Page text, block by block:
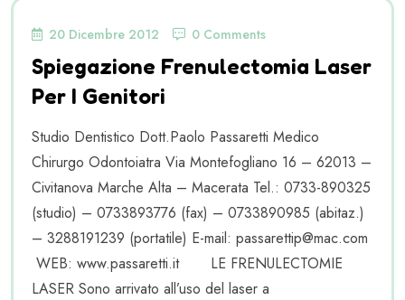
20 Dicembre 2012 0 Comments
Spiegazione Frenulectomia Laser
Per I Genitori
Studio Dentistico Dott.Paolo Passaretti Medico
Chirurgo Odontoiatra Via Montefogliano 16 – 62013 –
Civitanova Marche Alta – Macerata Tel.: 0733-890325
(studio) – 0733893776 (fax) – 0733890985 (abitaz.)
– 3288191239 (portatile) E-mail: passarettip@mac.com
WEB: www.passaretti.it LE FRENULECTOMIE
LASER Sono arrivato all’uso del laser a